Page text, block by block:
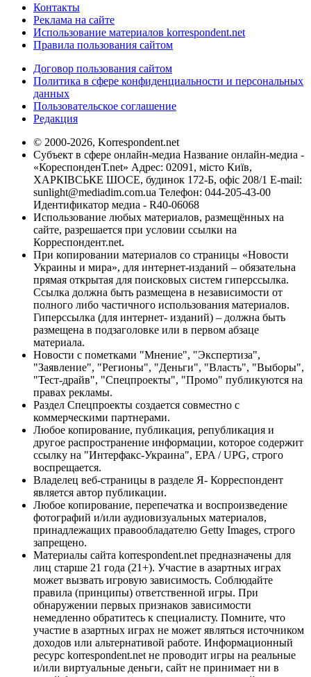
Контакты
Реклама на сайте
Использование материалов korrespondent.net
Правила пользования сайтом
Договор пользования сайтом
Политика в сфере конфиденциальности и персональных
данных
Пользовательское соглашение
Редакция
© 2000-2026, Korrespondent.net
Субъект в сфере онлайн-медиа Название онлайн-медиа -
«КореспонденТ.net» Адрес: 02091, місто Київ,
ХАРКІВСЬКЕ ШОСЕ, будинок 172-Б, офіс 208/1 E-mail:
sunlight@mediadim.com.ua Телефон: 044-205-43-00
Идентификатор медиа - R40-06068
Использование любых материалов, размещённых на
сайте, разрешается при условии ссылки на
Корреспондент.net.
При копировании материалов со страницы «Новости
Украины и мира», для интернет-изданий – обязательна
прямая открытая для поисковых систем гиперссылка.
Ссылка должна быть размещена в независимости от
полного либо частичного использования материалов.
Гиперссылка (для интернет- изданий) – должна быть
размещена в подзаголовке или в первом абзаце
материала.
Новости с пометками "Мнение", "Экспертиза",
"Заявление", "Регионы", "Деньги", "Власть", "Выборы",
"Тест-драйв", "Спецпроекты", "Промо" публикуются на
правах рекламы.
Раздел Спецпроекты создается совместно с
коммерческими партнерами.
Любое копирование, публикация, републикация и
другое распространение информации, которое содержит
ссылку на "Интерфакс-Украина", EPA / UPG, строго
воспрещается.
Владелец веб-страницы в разделе Я- Корреспондент
является автор публикации.
Любое копирование, перепечатка и воспроизведение
фотографий и/или аудиовизуальных материалов,
принадлежащих правообладателю Getty Images, строго
запрещено.
Материалы сайта korrespondent.net предназначены для
лиц старше 21 года (21+). Участие в азартных играх
может вызвать игровую зависимость. Соблюдайте
правила (принципы) ответственной игры. При
обнаружении первых признаков зависимости
немедленно обратитесь к специалисту. Помните, что
участие в азартных играх не может являться источником
доходов или альтернативой работе. Информационный
ресурс korrespondent.net не проводит игры на реальные
и/или виртуальные деньги, сайт не принимает ни в